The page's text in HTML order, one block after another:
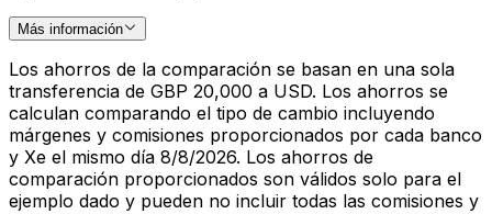
Más información
Los ahorros de la comparación se basan en una sola
transferencia de GBP 20,000 a USD. Los ahorros se
calculan comparando el tipo de cambio incluyendo
márgenes y comisiones proporcionados por cada banco
y Xe el mismo día 8/8/2026. Los ahorros de
comparación proporcionados son válidos solo para el
ejemplo dado y pueden no incluir todas las comisiones y